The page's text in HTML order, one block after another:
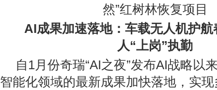
然”红树林恢复项目
AI成果加速落地：车载无人机护
人“上岗”执勤
自1月份奇瑞“AI之夜”发布AI战略以
智能化领域的最新成果加快落地，实